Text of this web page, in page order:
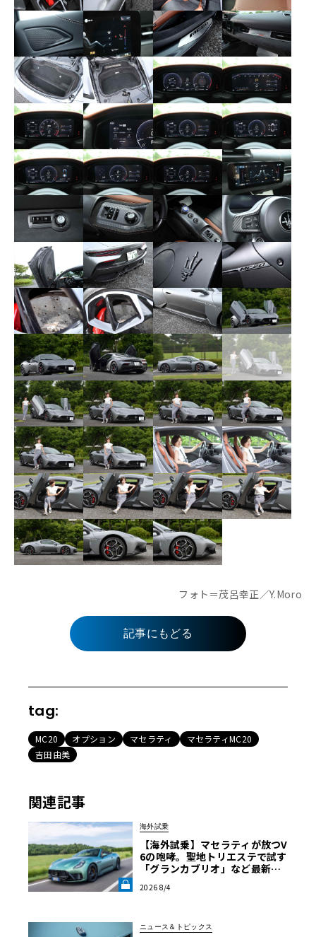
フォト＝茂呂幸正／Y.Moro
記事にもどる
tag:
MC20 オプション マセラティ
マセラティMC20
吉田由美
関連記事
海外試乗
【海外試乗】マセラティが放つV
6の咆哮。聖地トリエステで試す
「グランカブリオ」など最新ト
LANT LAB》
2026 8/4
ニュース＆トピックス